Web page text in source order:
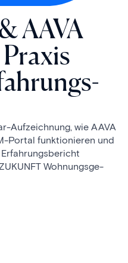
AAVA
Auf­zeich­nung, wie AAVA
Portal funkt­ion­ieren und
Wohnungs­ge­